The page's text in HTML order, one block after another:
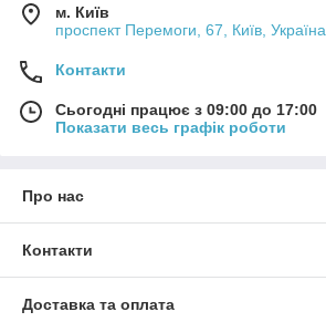
м. Київ
проспект Перемоги, 67, Київ, Україна
Контакти
Сьогодні працює з 09:00 до 17:00
Показати весь графік роботи
Про нас
Контакти
Доставка та оплата